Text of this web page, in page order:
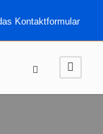
Kontaktformular